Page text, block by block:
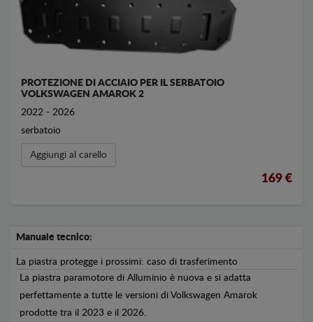
PROTEZIONE DI ACCIAIO PER IL SERBATOIO
VOLKSWAGEN AMAROK 2
2022 - 2026
serbatoio
Aggiungi al carello
169 €
Manuale tecnico:
La piastra protegge i prossimi: caso di trasferimento
La piastra paramotore di Alluminio è nuova e si adatta
perfettamente a tutte le versioni di Volkswagen Amarok
prodotte tra il 2023 e il 2026.